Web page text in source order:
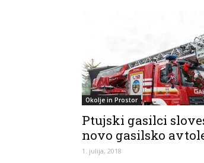
Okolje in Prostor
Ptujski gasilci
novo gasilsko
1. julija, 2018